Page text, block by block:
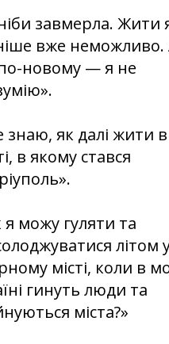
завмерла. Жити
вже неможливо.
новому — я не
знаю, як далі жити в
в якому стався
я можу гуляти та
літом
місті, коли в
гинуть люди та
міста?»